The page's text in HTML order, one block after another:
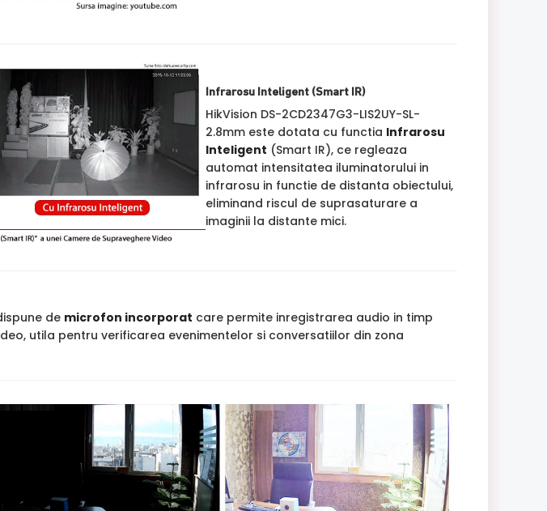
Infrarosu Inteligent (Smart IR)
HikVision DS-2CD2347G3-LIS2UY-SL-
2.8mm este dotata cu functia Infrarosu
Inteligent (Smart IR), ce regleaza
automat intensitatea iluminatorului in
infrarosu in functie de distanta obiectului,
eliminand riscul de suprasaturare a
imaginii la distante mici.
de microfon incorporat care permite inregistrarea audio in timp
utila pentru verificarea evenimentelor si conversatiilor din zona